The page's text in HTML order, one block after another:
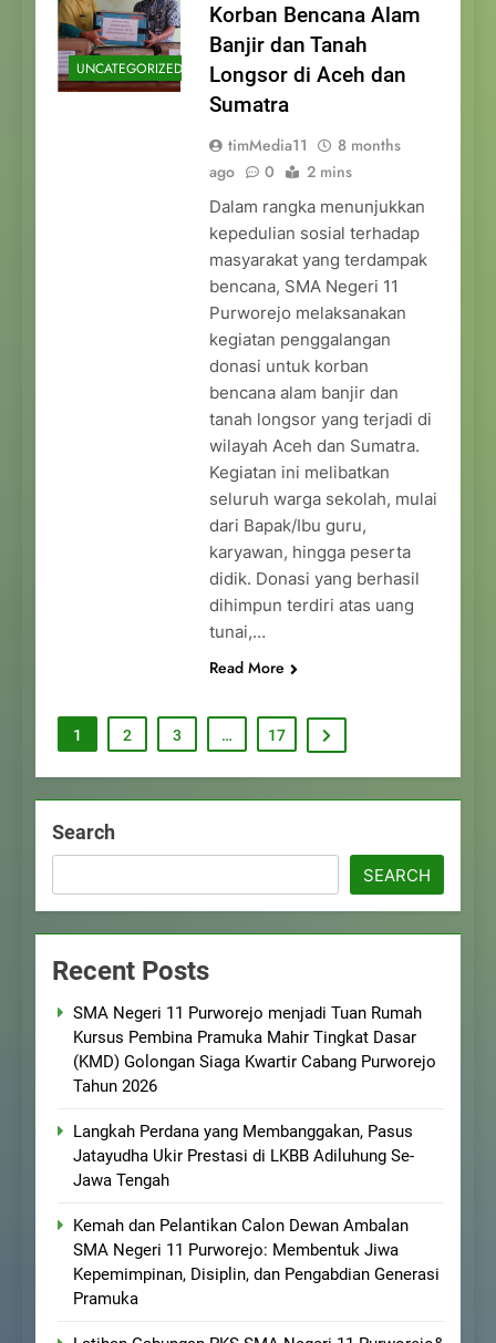
UNCATEGORIZED
Korban Bencana Alam
Banjir dan Tanah
Longsor di Aceh dan
Sumatra
timMedia11
8 months
ago
0 2 mins
Dalam rangka menunjukkan
kepedulian sosial terhadap
masyarakat yang terdampak
bencana, SMA Negeri 11
Purworejo melaksanakan
kegiatan penggalangan
donasi untuk korban
bencana alam banjir dan
tanah longsor yang terjadi di
wilayah Aceh dan Sumatra.
Kegiatan ini melibatkan
seluruh warga sekolah, mulai
dari Bapak/Ibu guru,
karyawan, hingga peserta
didik. Donasi yang berhasil
dihimpun terdiri atas uang
tunai,…
Read More
1 2 3 … 17
Search
SEARCH
Recent Posts
SMA Negeri 11 Purworejo menjadi Tuan Rumah
Kursus Pembina Pramuka Mahir Tingkat Dasar
(KMD) Golongan Siaga Kwartir Cabang Purworejo
Tahun 2026
Langkah Perdana yang Membanggakan, Pasus
Jatayudha Ukir Prestasi di LKBB Adiluhung Se-
Jawa Tengah
Kemah dan Pelantikan Calon Dewan Ambalan
SMA Negeri 11 Purworejo: Membentuk Jiwa
Kepemimpinan, Disiplin, dan Pengabdian Generasi
Pramuka